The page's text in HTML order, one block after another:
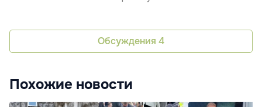
Обсуждения 4
Похожие новости